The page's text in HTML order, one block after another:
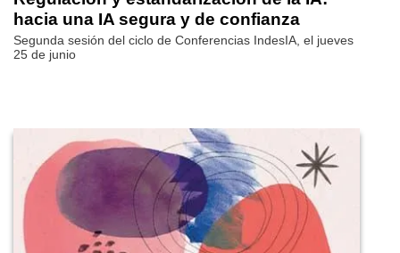
hacia una IA segura y de confianza
Segunda sesión del ciclo de Conferencias IndesIA, el jueves
25 de junio